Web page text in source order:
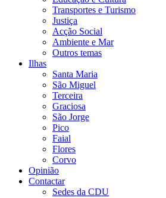
Transportes e Turismo
Justiça
Acção Social
Ambiente e Mar
Outros temas
Ilhas
Santa Maria
São Miguel
Terceira
Graciosa
São Jorge
Pico
Faial
Flores
Corvo
Opinião
Contactar
Sedes da CDU